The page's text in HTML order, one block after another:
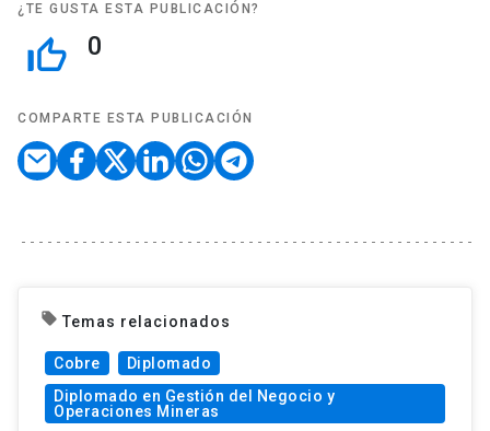
¿TE GUSTA ESTA PUBLICACIÓN?
thumb_up_off_alt 0
COMPARTE ESTA PUBLICACIÓN
local_offer Temas relacionados
Cobre
Diplomado
Diplomado en Gestión del Negocio y
Operaciones Mineras